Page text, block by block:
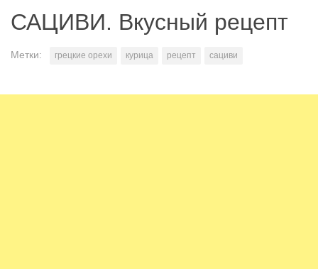
САЦИВИ. Вкусный рецепт
Метки: грецкие орехи курица рецепт сациви